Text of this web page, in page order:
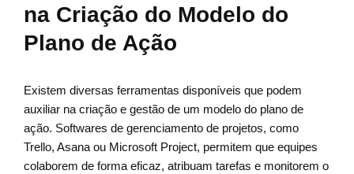
na Criação do Modelo do
Plano de Ação
Existem diversas ferramentas disponíveis que podem
auxiliar na criação e gestão de um modelo do plano de
ação. Softwares de gerenciamento de projetos, como
Trello, Asana ou Microsoft Project, permitem que equipes
colaborem de forma eficaz, atribuam tarefas e monitorem o